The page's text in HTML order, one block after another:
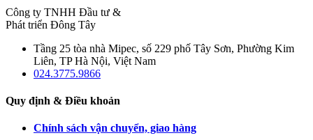
Công ty TNHH Đầu tư &
Phát triển Đông Tây
Tầng 25 tòa nhà Mipec, số 229 phố Tây Sơn, Phường Kim
Liên, TP Hà Nội, Việt Nam
024.3775.9866
Quy định & Điều khoản
Chính sách vận chuyển, giao hàng